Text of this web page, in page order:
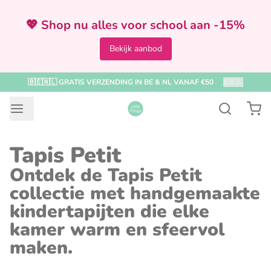
💖 Shop nu alles voor school aan -15%
Bekijk aanbod
🇧🇪🇳🇱 GRATIS VERZENDING IN BE & NL VANAF €50
Tapis Petit
Ontdek de Tapis Petit
collectie met handgemaakte
kindertapijten die elke
kamer warm en sfeervol
maken.